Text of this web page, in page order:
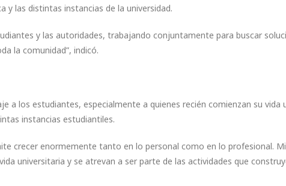
las distintas instancias de la universidad.
y las autoridades, trabajando conjuntamente para buscar
la comunidad”, indicó.
a los estudiantes, especialmente a quienes recién comienzan su vida
instancias estudiantiles.
crecer enormemente tanto en lo personal como en lo profesional.
universitaria y se atrevan a ser parte de las actividades que